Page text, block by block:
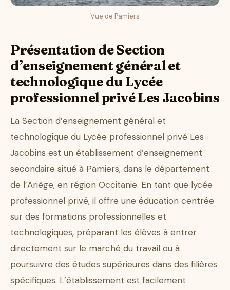
Vue de Pamiers
Présentation de Section
d’enseignement général et
technologique du Lycée
professionnel privé Les Jacobins
La Section d’enseignement général et
technologique du Lycée professionnel privé Les
Jacobins est un établissement d’enseignement
secondaire situé à Pamiers, dans le département
de l’Ariège, en région Occitanie. En tant que lycée
professionnel privé, il offre une éducation centrée
sur des formations professionnelles et
technologiques, préparant les élèves à entrer
directement sur le marché du travail ou à
poursuivre des études supérieures dans des filières
spécifiques. L’établissement est facilement